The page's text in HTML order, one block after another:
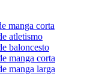
manga corta
atletismo
baloncesto
manga corta
manga larga